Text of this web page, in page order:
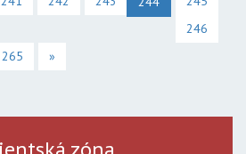
246
265 »